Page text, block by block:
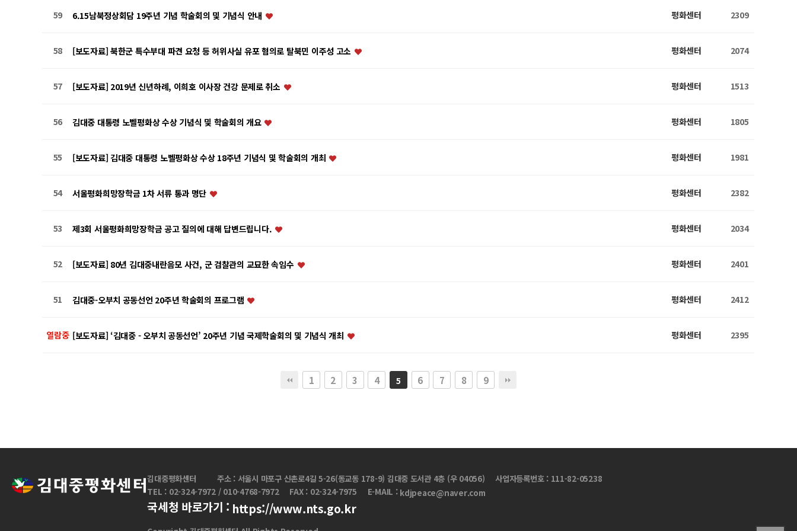
59 6.15남북정상회담 19주년 기념 학술회의 및 기념식 안내 평화센터 2309
58 [보도자료] 북한군 특수부대 파견 요청 등 허위사실 유포 혐의로 탈북민 이주성 고소 평화센터 2074
57 [보도자료] 2019년 신년하례, 이희호 이사장 건강 문제로 취소 평화센터 1513
56 김대중 대통령 노벨평화상 수상 기념식 및 학술회의 개요 평화센터 1805
55 [보도자료] 김대중 대통령 노벨평화상 수상 18주년 기념식 및 학술회의 개최 평화센터 1981
54 서울평화희망장학금 1차 서류 통과 명단 평화센터 2382
53 제3회 서울평화희망장학금 공고 질의에 대해 답변드립니다. 평화센터 2034
52 [보도자료] 80년 김대중내란음모 사건, 군 검찰관의 교묘한 속임수 평화센터 2401
51 김대중-오부치 공동선언 20주년 학술회의 프로그램 평화센터 2412
열람중 [보도자료] ‘김대중 - 오부치 공동선언’ 20주년 기념 국제학술회의 및 기념식 개최 평화센터 2395
1 2 3 4 5 6 7 8 9
김대중평화센터 주소 : 서울시 마포구 신촌로4길 5-26(동교동 178-9) 김대중 도서관 4층 (우 04056)
사업자등록번호 : 111-82-05238
TEL : 02-324-7972 / 010-4768-7972
FAX : 02-324-7975 E-MAIL : kdjpeace@naver.com
국세청 바로가기 : https://www.nts.go.kr